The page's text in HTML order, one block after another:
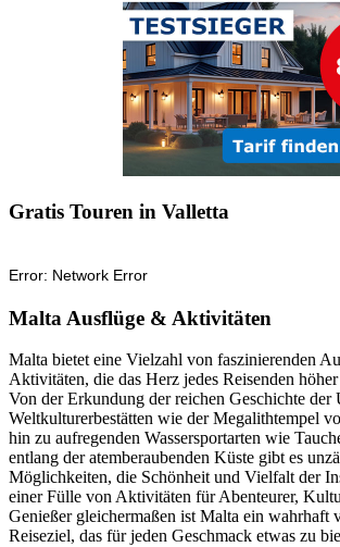
Gratis Touren in Valletta
Malta Ausflüge & Aktivitäten
Malta bietet eine Vielzahl von faszinierenden
Aktivitäten, die das Herz jedes Reisenden höher
Von der Erkundung der reichen Geschichte
Weltkulturerbestätten wie der Megalithtempel
hin zu aufregenden Wassersportarten wie
entlang der atemberaubenden Küste gibt es
Möglichkeiten, die Schönheit und Vielfalt der
einer Fülle von Aktivitäten für Abenteurer,
Genießer gleichermaßen ist Malta ein wahrhaft
Reiseziel, das für jeden Geschmack etwas zu